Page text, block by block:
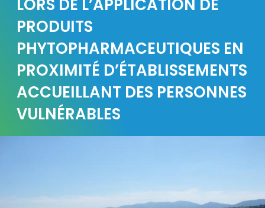
LORS DE L’APPLICATION DE
PRODUITS
PHYTOPHARMACEUTIQUES EN
PROXIMITÉ D’ÉTABLISSEMENTS
ACCUEILLANT DES PERSONNES
VULNÉRABLES